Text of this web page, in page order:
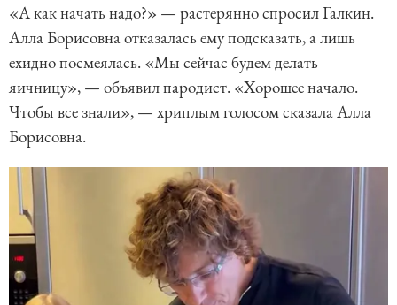
«А как начать надо?» — растерянно спросил Галкин.
Алла Борисовна отказалась ему подсказать, а лишь
ехидно посмеялась. «Мы сейчас будем делать
яичницу», — объявил пародист. «Хорошее начало.
Чтобы все знали», — хриплым голосом сказала Алла
Борисовна.